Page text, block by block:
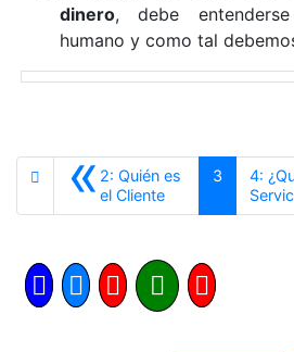
dinero, debe
humano y como tal
«2: Quién es
el ClienteAnterior
3
4: